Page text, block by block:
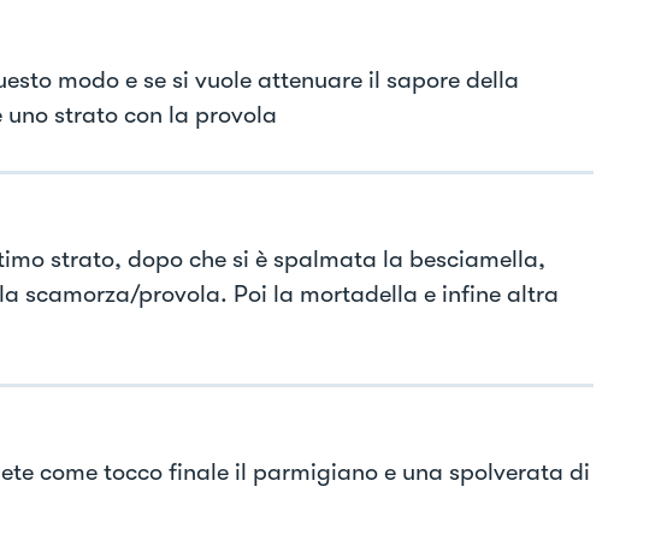
modo e se si vuole attenuare il sapore della
uno strato con la provola
strato, dopo che si è spalmata la besciamella,
scamorza/provola. Poi la mortadella e infine altra
come tocco finale il parmigiano e una spolverata di